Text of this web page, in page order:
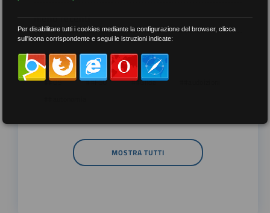
meno recenti
per tag
##DS ##FGU ##Gilda
MOSTRA TUTTI
Per disabilitare tutti i cookies mediante la configurazione del browser, clicca
sull'icona corrispondente e segui le istruzioni indicate: